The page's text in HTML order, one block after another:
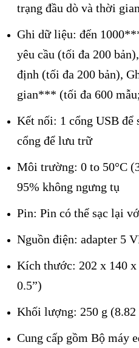
trạng đầu dò và thời
Ghi dữ liệu: đến
yêu cầu (tối đa 200
định (tối đa 200 bản),
gian*** (tối đa 600
Kết nối: 1 cổng USB để
cổng để lưu trữ
Môi trường: 0 to 50°C
95% không ngưng tụ
Pin: Pin có thể sạc lại
Nguồn điện: adapter 5
Kích thước: 202 x 140
0.5”)
Khối lượng: 250 g (8.82
Cung cấp gồm Bộ máy